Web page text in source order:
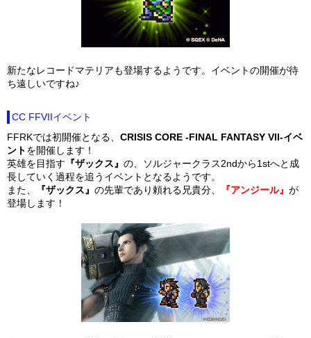
新たなレコードマテリアも登場するようです。イベントの開催が待
ち遠しいですね♪
CC FFVIIイベント
FFRKでは初開催となる、 CRISIS CORE -FINAL FANTASY VII-イベ
ントを開催します！
英雄を目指す 『ザックス』 の、ソルジャークラス2ndから1stへと成
長していく過程を追うイベントとなるようです。
また、
『ザックス』 の先輩であり頼れる兄貴分、 『アンジール』 が
登場します！